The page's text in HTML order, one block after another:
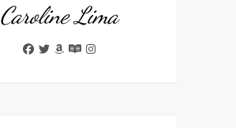
Caroline Lima